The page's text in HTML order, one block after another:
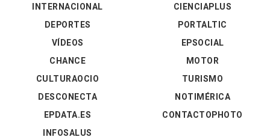
INTERNACIONAL
DEPORTES
VÍDEOS
CIENCIAPLUS
PORTALTIC
EPSOCIAL
CHANCE
CULTURAOCIO
DESCONECTA
EPDATA.ES
INFOSALUS
MOTOR
TURISMO
NOTIMÉRICA
CONTACTOPHOTO